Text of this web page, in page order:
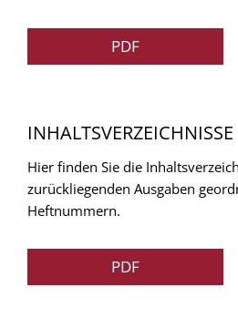
PDF
INHALTSVERZEICHNISSE
Hier finden Sie die
zurückliegenden Ausgaben
Heftnummern.
PDF